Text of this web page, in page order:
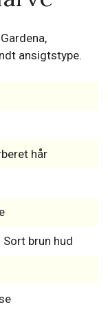
ansigtstype.
hår
Sort brun hud